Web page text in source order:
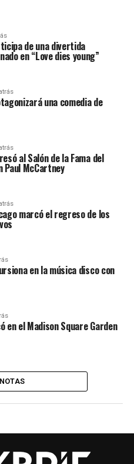
de una divertida
en “Love dies young”
una comedia de
al Salón de la Fama del
Paul McCartney
marcó el regreso de los
en la música disco con
en el Madison Square Garden